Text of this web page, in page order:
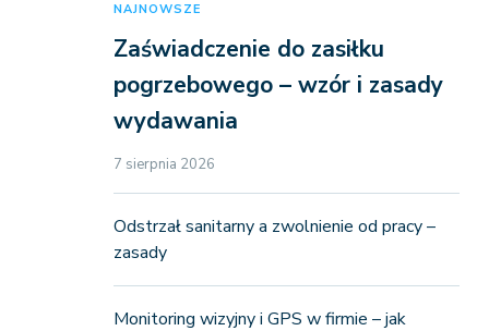
NAJNOWSZE
Zaświadczenie do zasiłku
pogrzebowego – wzór i zasady
wydawania
7 sierpnia 2026
Odstrzał sanitarny a zwolnienie od pracy –
zasady
Monitoring wizyjny i GPS w firmie – jak